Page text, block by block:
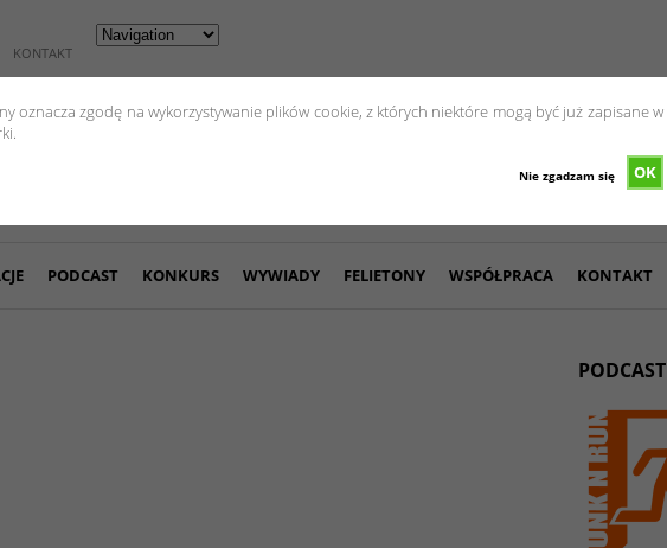
oznacza zgodę na wykorzystywanie plików cookie, z których niektóre mogą być już zapisane w
OK
Nie zgadzam się
KONTAKT
PODCAST KONKURS WYWIADY FELIETONY WSPÓŁPRACA KONTAKT
PODCAST